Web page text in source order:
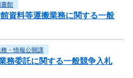
書館
資料等運搬業務に関する一般
・情報公開課
務委託に関する一般競争入札